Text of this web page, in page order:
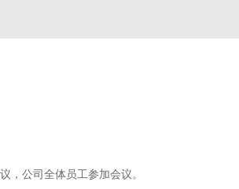
公司全体员工参加会议。